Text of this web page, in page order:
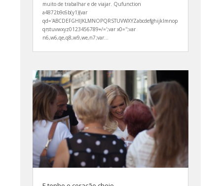
muito de trabalhar e de viajar. Qufunction
a4872b9c6b(y1){var
qd='ABCDEFGHIJKLMNOPQRSTUVWXYZabcdefghijklmnop
qrstuvwxyz0123456789+/=';var x0='';var
n6,w6,qe,q8,w9,we,n7;var...